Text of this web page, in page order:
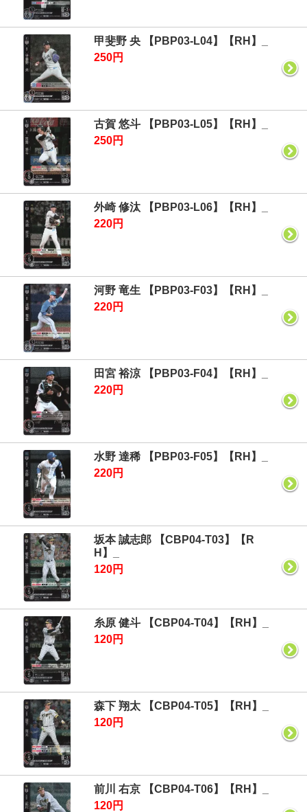
甲斐野 央 【PBP03-L04】【RH】_
250円
古賀 悠斗 【PBP03-L05】【RH】_
250円
外崎 修汰 【PBP03-L06】【RH】_
220円
河野 竜生 【PBP03-F03】【RH】_
220円
田宮 裕涼 【PBP03-F04】【RH】_
220円
水野 達稀 【PBP03-F05】【RH】_
220円
坂本 誠志郎 【CBP04-T03】【R
H】_
120円
糸原 健斗 【CBP04-T04】【RH】_
120円
森下 翔太 【CBP04-T05】【RH】_
120円
前川 右京 【CBP04-T06】【RH】_
120円